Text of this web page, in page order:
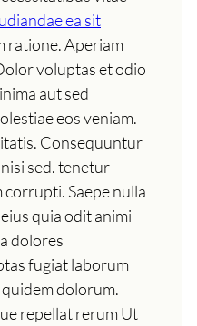
ea sit
ratione. Aperiam
voluptas et odio
aut sed
eos veniam.
Consequuntur
sed. tenetur
Saepe nulla
quia odit animi
dolores
fugiat laborum
dolorum.
repellat rerum Ut